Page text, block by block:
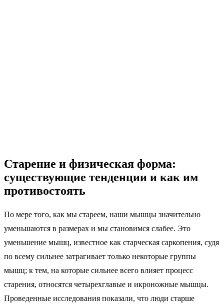
Старение и физическая форма:
существующие тенденции и как им
противостоять
По мере того, как мы стареем, наши мышцы значительно
уменьшаются в размерах и мы становимся слабее. Это
уменьшение мышц, известное как старческая саркопения, судя
по всему сильнее затрагивает только некоторые группы
мышц; к тем, на которые сильнее всего влияет процесс
старения, относятся четырехглавые и икроножные мышцы.
Проведенные исследования показали, что люди старше